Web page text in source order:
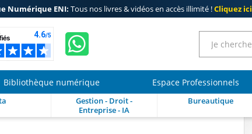
Numérique ENI: Tous nos livres & vidéos en accès illimité !Cliquez ici
Bibliothèque numérique Espace Professionnels
Gestion - Droit -
Entreprise - IA
Bureautique